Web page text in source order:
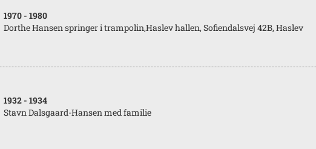
1970 - 1980
Dorthe Hansen springer i trampolin,Haslev hallen, Sofiendalsvej 42B, Haslev
1932 - 1934
Stavn Dalsgaard-Hansen med familie